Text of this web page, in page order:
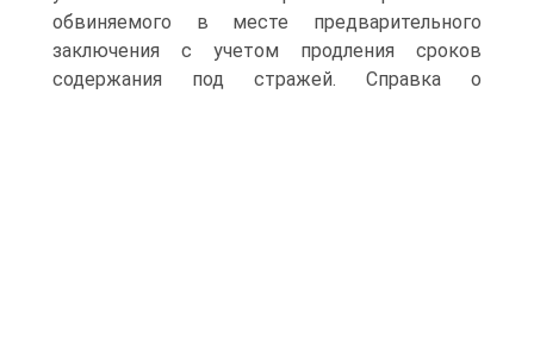
обвиняемого в месте предварительного
заключения с учетом продления сроков
содержания под стражей. Справка о